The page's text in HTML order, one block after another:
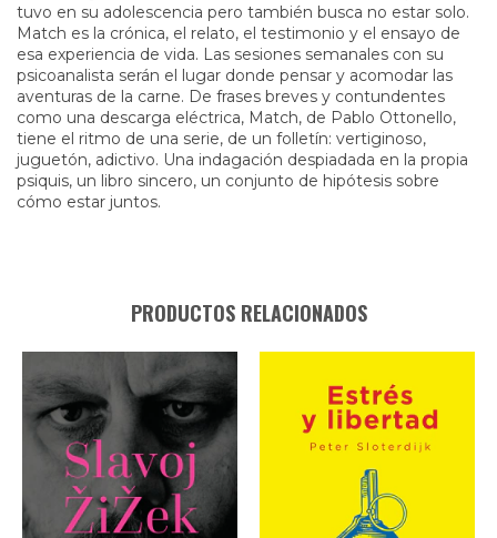
tuvo en su adolescencia pero también busca no estar solo.
Match es la crónica, el relato, el testimonio y el ensayo de
esa experiencia de vida. Las sesiones semanales con su
psicoanalista serán el lugar donde pensar y acomodar las
aventuras de la carne. De frases breves y contundentes
como una descarga eléctrica, Match, de Pablo Ottonello,
tiene el ritmo de una serie, de un folletín: vertiginoso,
juguetón, adictivo. Una indagación despiadada en la propia
psiquis, un libro sincero, un conjunto de hipótesis sobre
cómo estar juntos.
PRODUCTOS RELACIONADOS